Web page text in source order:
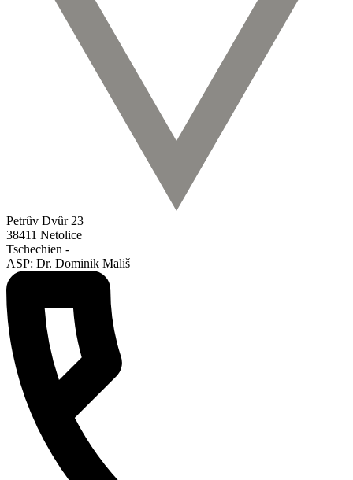
Petrûv Dvûr 23
38411 Netolice
Tschechien -
ASP: Dr. Dominik Mališ